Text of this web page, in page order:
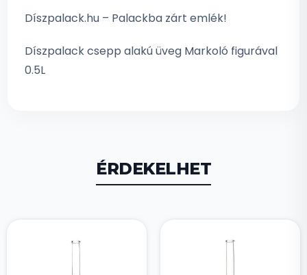
Díszpalack.hu – Palackba zárt emlék!
Díszpalack csepp alakú üveg Markoló figurával
0.5L
ÉRDEKELHET